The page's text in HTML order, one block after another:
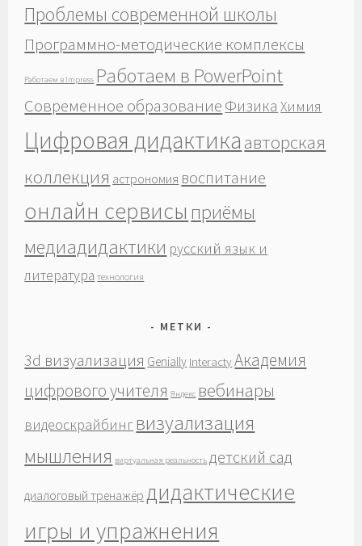
Проблемы современной школы
Программно-методические комплексы
Работаем в Impress Работаем в PowerPoint
Современное образование Физика Химия
Цифровая дидактика авторская
коллекция астрономия воспитание
онлайн сервисы приёмы
медиадидактики русский язык и
литература технология
МЕТКИ
3d визуализация Genially Interacty Академия
цифрового учителя Яндекс вебинары
видеоскрайбинг визуализация
мышления виртуальная реальность детский сад
диалоговый тренажёр дидактические
игры и упражнения